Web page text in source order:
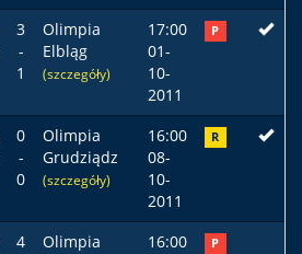
3
-
1
Olimpia
Elbląg
(szczegóły)
17:00
01-
10-
2011
P
0
-
0
Olimpia
Grudziądz
(szczegóły)
16:00
08-
10-
2011
R
4
Olimpia
16:00
P